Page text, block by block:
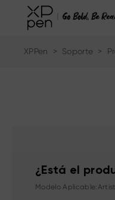
XPPen > Soporte >
¿Está el
Modelo Aplicable:Artist